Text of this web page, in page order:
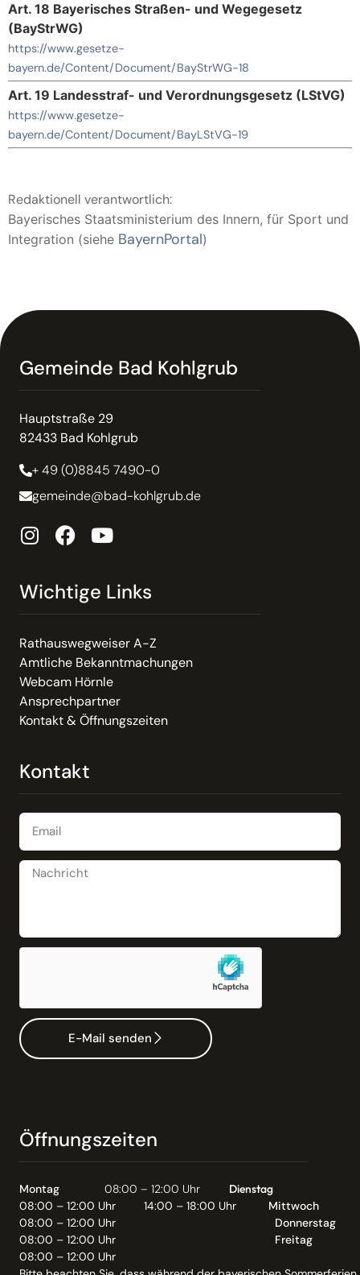
Art. 18 Bayerisches Straßen- und Wegegesetz
(BayStrWG)
https://www.gesetze-
bayern.de/Content/Document/BayStrWG-18
Art. 19 Landesstraf- und Verordnungsgesetz (LStVG)
https://www.gesetze-
bayern.de/Content/Document/BayLStVG-19
Redaktionell verantwortlich:
Bayerisches Staatsministerium des Innern, für Sport und
Integration (siehe BayernPortal)
Gemeinde Bad Kohlgrub
Hauptstraße 29
82433 Bad Kohlgrub
+ 49 (0)8845 7490-0
gemeinde@bad-kohlgrub.de
Wichtige Links
Rathauswegweiser A-Z
Amtliche Bekanntmachungen
Webcam Hörnle
Ansprechpartner
Kontakt & Öffnungszeiten
Kontakt
E-Mail senden
Öffnungszeiten
Montag 08:00 – 12:00 Uhr
Dienstag
08:00 – 12:00 Uhr
14:00 – 18:00 Uhr
Mittwoch
08:00 – 12:00 Uhr
Donnerstag
08:00 – 12:00 Uhr
Freitag
08:00 – 12:00 Uhr